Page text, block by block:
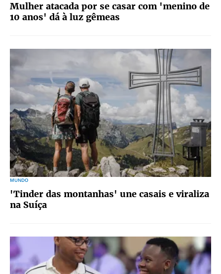
Mulher atacada por se casar com 'menino de
10 anos' dá à luz gêmeas
MUNDO
'Tinder das montanhas' une casais e viraliza
na Suíça